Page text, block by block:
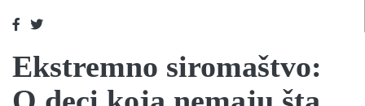
Ekstremno siromaštvo: